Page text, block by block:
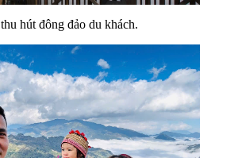
thu hút đông đảo du khách.